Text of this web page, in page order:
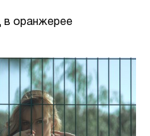
в оранжерее